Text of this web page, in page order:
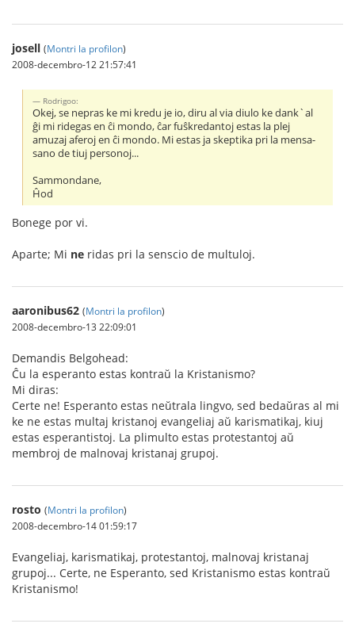
josell (Montri la profilon)
2008-decembro-12 21:57:41
Rodrigoo:
Okej, se nepras ke mi kredu je io, diru al via diulo ke dank`al
ĝi mi ridegas en ĉi mondo, ĉar fuŝkredantoj estas la plej
amuzaj aferoj en ĉi mondo. Mi estas ja skeptika pri la mensa-
sano de tiuj personoj...
Sammondane,
Ĥod
Bonege por vi.
Aparte; Mi ne ridas pri la senscio de multuloj.
aaronibus62 (Montri la profilon)
2008-decembro-13 22:09:01
Demandis Belgohead:
Ĉu la esperanto estas kontraŭ la Kristanismo?
Mi diras:
Certe ne! Esperanto estas neŭtrala lingvo, sed bedaŭras al mi
ke ne estas multaj kristanoj evangeliaj aŭ karismatikaj, kiuj
estas esperantistoj. La plimulto estas protestantoj aŭ
membroj de malnovaj kristanaj grupoj.
rosto (Montri la profilon)
2008-decembro-14 01:59:17
Evangeliaj, karismatikaj, protestantoj, malnovaj kristanaj
grupoj... Certe, ne Esperanto, sed Kristanismo estas kontraŭ
Kristanismo!